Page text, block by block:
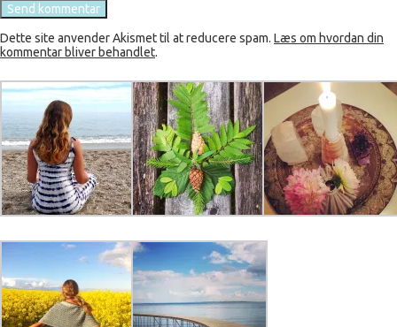
Dette site anvender Akismet til at reducere spam. Læs om hvordan din
kommentar bliver behandlet.